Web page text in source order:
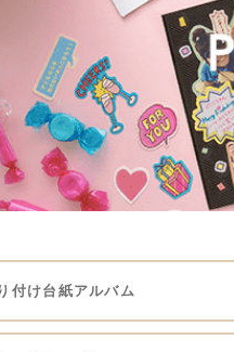
付け台紙アルバム